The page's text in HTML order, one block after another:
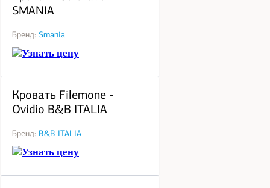
SMANIA
Бренд: Smania
Узнать цену
Кровать Filemone -
Ovidio B&B ITALIA
Бренд: B&B ITALIA
Узнать цену